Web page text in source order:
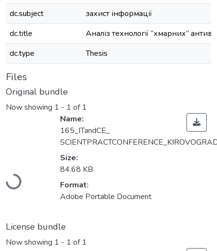
dc.subject
захист інформації
dc.title
Аналіз технології “хмарних”
dc.type
Thesis
Files
Original bundle
Now showing 1 - 1 of 1
Loading...
Name:
165_ITandCE_
Size:
84.68 KB
Format:
Adobe Portable Document
License bundle
Now showing 1 - 1 of 1